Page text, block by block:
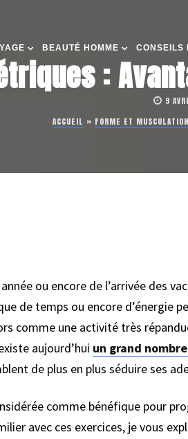
BEAUTÉ HOMME CONSEILS
:
9
ACCUEIL » FORME ET MUSCULATION
année ou encore de l’arrivée des
de temps ou encore d’énergie
comme une activité très
aujourd’hui un grand
de plus en plus séduire ses
comme bénéfique pour
avec ces exercices, je vous